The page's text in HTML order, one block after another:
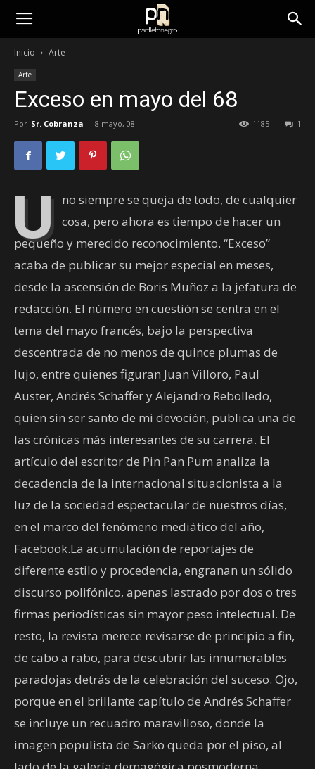
panfletonegro
Inicio Arte
Arte
Exceso en mayo del 68
Por Sr. Cobranza - 8 mayo, 08 1
1185
U no siempre se queja de todo, de cualquier
cosa, pero ahora es tiempo de hacer un
pequeño y merecido reconocimiento. “Exceso”
acaba de publicar su mejor especial en meses,
desde la ascensión de Boris Muñoz a la jefatura de
redacción. El número en cuestión se centra en el
tema del mayo francés, bajo la perspectiva
descentrada de no menos de quince plumas de
lujo, entre quienes figuran Juan Villoro, Paul
Auster, Andrés Schaffer y Alejandro Rebolledo,
quien sin ser santo de mi devoción, publica una de
las crónicas más interesantes de su carrera. El
artículo del escritor de Pin Pan Pum analiza la
decadencia de la internacional situacionista a la
luz de la sociedad espectacular de nuestros días,
en el marco del fenómeno mediático del año,
Facebook.La acumulación de reportajes de
diferente estilo y procedencia, engranan un sólido
discurso polifónico, apenas lastrado por dos o tres
firmas periodísticas sin mayor peso intelectual. De
resto, la revista merece revisarse de principio a fin,
de cabo a rabo, para descubrir las innumerables
paradojas detrás de la celebración del suceso. Ojo,
porque en el brillante capítulo de Andrés Schaffer
se incluye un recuadro maravilloso, donde la
imagen populista de Sarko queda por el piso, al